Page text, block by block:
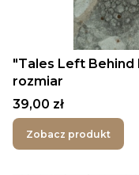
"Tales Left Behind
rozmiar
Cena
39,00 zł
Zobacz produkt